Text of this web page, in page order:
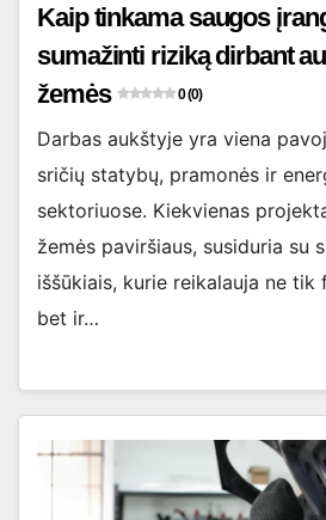
Kaip tinkama saugos
sumažinti riziką dirbant
žemės
0 (0)
Darbas aukštyje yra viena
sričių statybų, pramonės ir
sektoriuose. Kiekvienas
žemės paviršiaus, susiduria su
iššūkiais, kurie reikalauja ne tik
bet ir…